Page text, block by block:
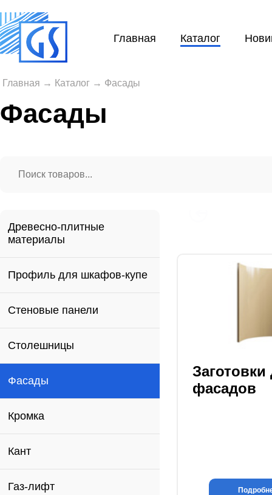
Главная Каталог
Главная → Каталог → Фасады
Фасады
Древесно-плитные
материалы
Профиль для шкафов-купе
Стеновые панели
Столешницы
Фасады
Кромка
Кант
Газ-лифт
Заготовки
фасадов